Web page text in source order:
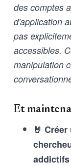
des comptes
d'application
pas
accessibles.
manipulation
Et
🤘
addictifs